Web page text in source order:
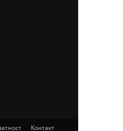
Контакт